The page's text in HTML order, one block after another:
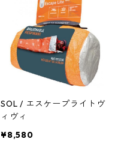
SOL / エスケープライトヴ
ィヴィ
¥8,580